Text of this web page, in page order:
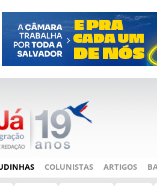
COLUNISTAS ARTIGOS